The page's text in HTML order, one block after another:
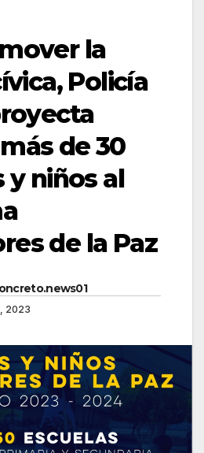
la
Policía
de 30
y niños al
de la Paz
2023